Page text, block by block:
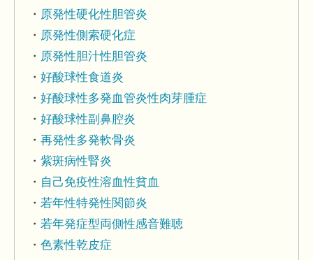
原発性硬化性胆管炎
原発性側索硬化症
原発性胆汁性胆管炎
好酸球性食道炎
好酸球性多発血管炎性肉芽腫症
好酸球性副鼻腔炎
再発性多発軟骨炎
紫斑病性腎炎
自己免疫性溶血性貧血
若年性特発性関節炎
若年発症型両側性感音難聴
色素性乾皮症